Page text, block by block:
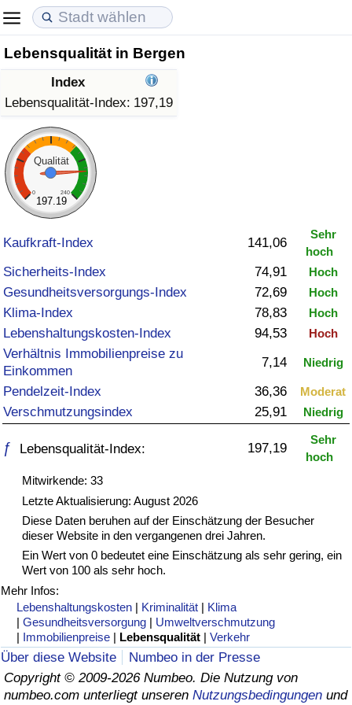
Lebensqualität in Bergen
Index
Lebensqualität-Index: 197,19
Qualität
0 240
197.19
Kaufkraft-Index 141,06
Sehr
hoch
Sicherheits-Index 74,91 Hoch
Gesundheitsversorgungs-Index 72,69 Hoch
Klima-Index 78,83 Hoch
Lebenshaltungskosten-Index 94,53 Hoch
Verhältnis Immobilienpreise zu
Einkommen
7,14 Niedrig
Pendelzeit-Index 36,36 Moderat
Verschmutzungsindex 25,91 Niedrig
ƒ Lebensqualität-Index: 197,19
Sehr
hoch
Mitwirkende: 33
Letzte Aktualisierung: August 2026
Diese Daten beruhen auf der Einschätzung der Besucher
dieser Website in den vergangenen drei Jahren.
Ein Wert von 0 bedeutet eine Einschätzung als sehr gering, ein
Wert von 100 als sehr hoch.
Mehr Infos:
Lebenshaltungskosten | Kriminalität | Klima
|Gesundheitsversorgung | Umweltverschmutzung
| Immobilienpreise | Lebensqualität |Verkehr
Über diese Website
Numbeo in der Presse
Copyright © 2009-2026 Numbeo. Die Nutzung von
numbeo.com unterliegt unseren Nutzungsbedingungen und
Lebenshaltungskosten
Lebenshaltungskosten-Index (aktuell)
Lebenshaltungskosten-Index
Lebenshaltungskosten-Index nach Land
in Akaba
Immobilienpreise
Immobilienpreis-Index (aktuell)
Immobilienpreis-Index
Immobilienpreis-Index nach Land
Lebensqualität
Lebensqualität-Index
Lebensqualität-Index (aktuell)
Lebensqualitätsindex nach Land
Kriminalität
Kriminalitäts-Index
Kriminalitätsindex nach Land
Gesundheitsversorgung
Gesundheitsversorgungs-Index (aktuell)
Gesundheitsversorgungs-Index
Gesundheitsversorgungs-Index nach Land
Umweltverschmutzung
Verschmutzungsindex
Umweltverschmutzungs-Index nach Land
Verkehr